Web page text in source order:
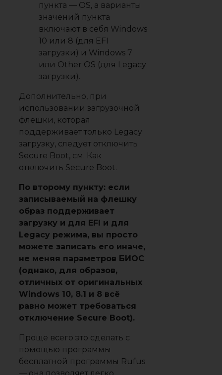
пункта — OS, а варианты
значений пункта
включают в себя Windows
10 или 8 (для EFI
загрузки) и Windows 7
или Other OS (для Legacy
загрузки).
Дополнительно, при
использовании загрузочной
флешки, которая
поддерживает только Legacy
загрузку, следует отключить
Secure Boot, см. Как
отключить Secure Boot.
По второму пункту: если
записываемый на флешку
образ поддерживает
загрузку и для EFI и для
Legacy режима, вы просто
можете записать его иначе,
не меняя параметров БИОС
(однако, для образов,
отличных от оригинальных
Windows 10, 8.1 и 8 всё
равно может требоваться
отключение Secure Boot).
Проще всего это сделать с
помощью программы
бесплатной программы Rufus